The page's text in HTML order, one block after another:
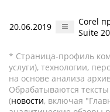
20.06.2019
Corel
Suite
* Страница-профиль
услуги), технологии,
на основе анализа
Обрабатываются
(новости, включая